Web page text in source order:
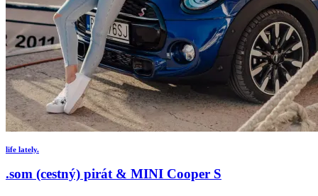
life lately.
.som (cestný) pirát & MINI Cooper S